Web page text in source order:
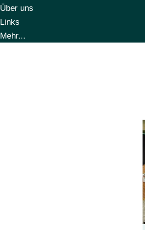
Über uns
Links
Mehr...